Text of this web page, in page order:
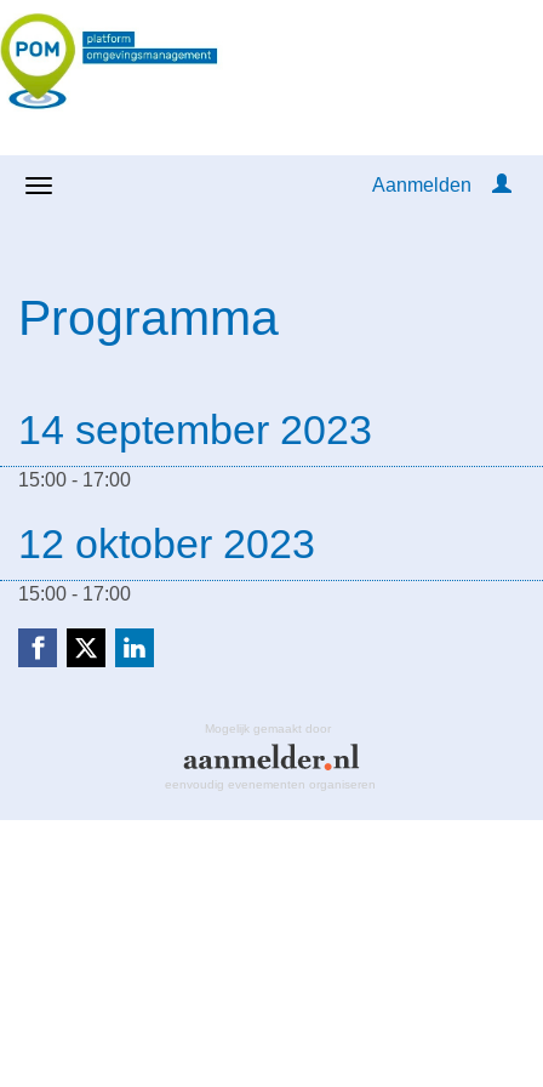
Aanmelden
Programma
14 september 2023
15:00 - 17:00
12 oktober 2023
15:00 - 17:00
Mogelijk gemaakt door
eenvoudig evenementen organiseren